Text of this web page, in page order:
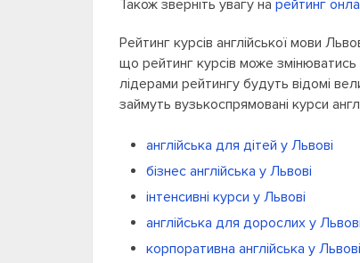
Також зверніть увагу на рейтинг
Рейтинг курсів англійської мови
що рейтинг курсів може змінюватись
лідерами рейтингу будуть відомі
займуть вузькоспрямовані курси
англійська для дітей у Львові
бізнес англійська у Львові
інтенсивні курси у Львові
англійська для дорослих у Львові
корпоративна англійська у Львові